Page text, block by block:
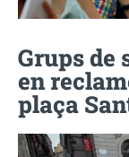
Grups de
en
plaça